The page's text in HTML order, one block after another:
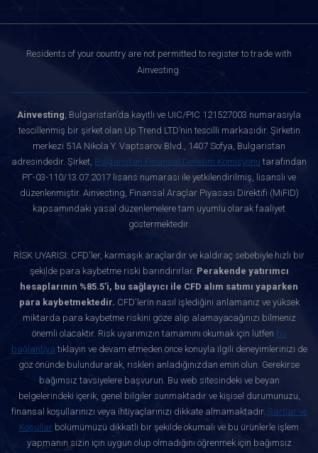
Residents of your country are not permitted to register to trade with
Ainvesting.
Ainvesting, Bulgaristan’da kayıtlı ve UIC/PIC 121527003 numarasıyla
tescillenmiş bir şirket olan Up Trend LTD’nin tescilli markasıdır. Şirketin
merkezi 51A Nikola Y. Vaptsarov Blvd., 1407 Sofya, Bulgaristan
adresindedir. Şirket, Bulgaristan Finansal Denetim Komisyonu tarafından
РГ-03-110/13.07.2017 lisans numarası ile yetkilendirilmiş, lisanslı ve
düzenlenmiştir. Ainvesting, Finansal Araçlar Piyasası Direktifi (MiFID)
kapsamındaki yasal düzenlemelere tam uyumlu olarak faaliyet
göstermektedir.
RİSK UYARISI: CFD'ler, karmaşık araçlardır ve kaldıraç sebebiyle hızlı bir
şekilde para kaybetme riski barındırırlar. Perakende yatırımcı
hesaplarının %85.5'i, bu sağlayıcı ile CFD alım satımı yaparken
para kaybetmektedir. CFD'lerin nasıl işlediğini anlamanız ve yüksek
miktarda para kaybetme riskini göze alıp alamayacağınızı bilmeniz
önemli olacaktır. Risk uyarımızın tamamını okumak için lütfen bu
bağlantıya tıklayın ve devam etmeden önce konuyla ilgili deneyimlerinizi de
göz önünde bulundurarak, riskleri anladığınızdan emin olun. Gerekirse
bağımsız tavsiyelere başvurun. Bu web sitesindeki ve beyan
belgelerindeki içerik, genel bilgiler sunmaktadır ve kişisel durumunuzu,
finansal koşullarınızı veya ihtiyaçlarınızı dikkate almamaktadır. Şartlar ve
Koşullar bölümümüzü dikkatli bir şekilde okumalı ve bu ürünlerle işlem
yapmanın sizin için uygun olup olmadığını öğrenmek için bağımsız